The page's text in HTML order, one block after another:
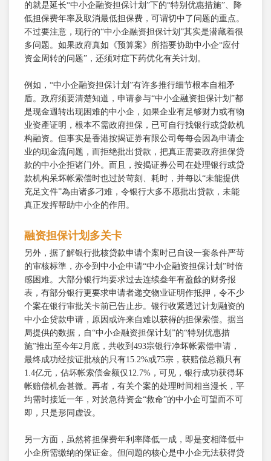
的就是延长“中小企融资担保计划”下的“特别优惠措施”、降
低担保费年率及取消最低担保费，可谓切中了问题的重点。
不过要注意，现行的“中小企融资担保计划”其实是潜藏着很
多问题。如果政府真如《预算案》所指要协助中小企“应付
资金周转的问题”，还须对症下药优化有关计划。
例如，“中小企融资担保计划”有许多推行细节根本自相矛
盾。政府须要清楚知道，申请参与“中小企融资担保计划”都
是现金週转出现困难的中小企，如果企业有足够财力或有物
业资產证明，根本不需政府担保，已可自行找银行或贷款机
构融资。但事实是香港按揭证券有限公司每每会因為申请企
业的现金流问题，而拒绝批出贷款，把真正需要政府担保贷
款的中小企拒诸门外。而且，按揭证券公司在处理银行或贷
款机构呆坏帐索偿时也过於苛刻、耗时，并每以“未能提供
充足文件”為由诸多刁难，令银行大多不愿批出贷款，未能
真正发挥帮助中小企的作用。
融资担保计划多关卡
另外，据了解银行批核贷款申请个案时已自设一套条件严苛
的审核标準，亦令到中小企申请“中小企融资担保计划”时倍
感困难。大部分银行均要求过去连续叁年有盈餘的财务报
表，有部分银行更要求申请者递交物业证明作抵押，令不少
个案在银行审批关卡前已告止步。银行收紧透过计划融资的
中小企贷款申请，原因或许来自难以获得的担保索偿。据当
局提供的数据，自“中小企融资担保计划”的“特别优惠措
施”推出至今年2月底，共收到493宗银行净坏帐索偿申请，
最终成功经按证批核的只有15.2%或75宗，获赔偿总额只有
1.4亿元，佔坏帐索偿金额仅12.7%，可见，银行成功获得坏
帐赔偿机会甚微。再者，有关个案的处理时间相当漫长，平
均需时接近一年，对於急待资金“救命”的中小企可望而不可
即，只是形同虚设。
另一方面，虽然将担保费年利率降低一成，即是变相降低中
小企所需缴纳的保证金。但问题的核心是中小企无法获得贷